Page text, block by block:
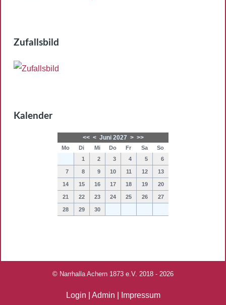
Zufallsbild
Kalender
<< < Juni 2027 > >>
Mo Di Mi Do Fr Sa
So
1
2 3 4 5 6
7 8 9 10 11 12 13
14 15 16 17 18 19 20
21 22 23 24 25 26 27
28 29 30
© Narrhalla Achern 1873 e.V. 2018 - 2026
Login Admin Impressum